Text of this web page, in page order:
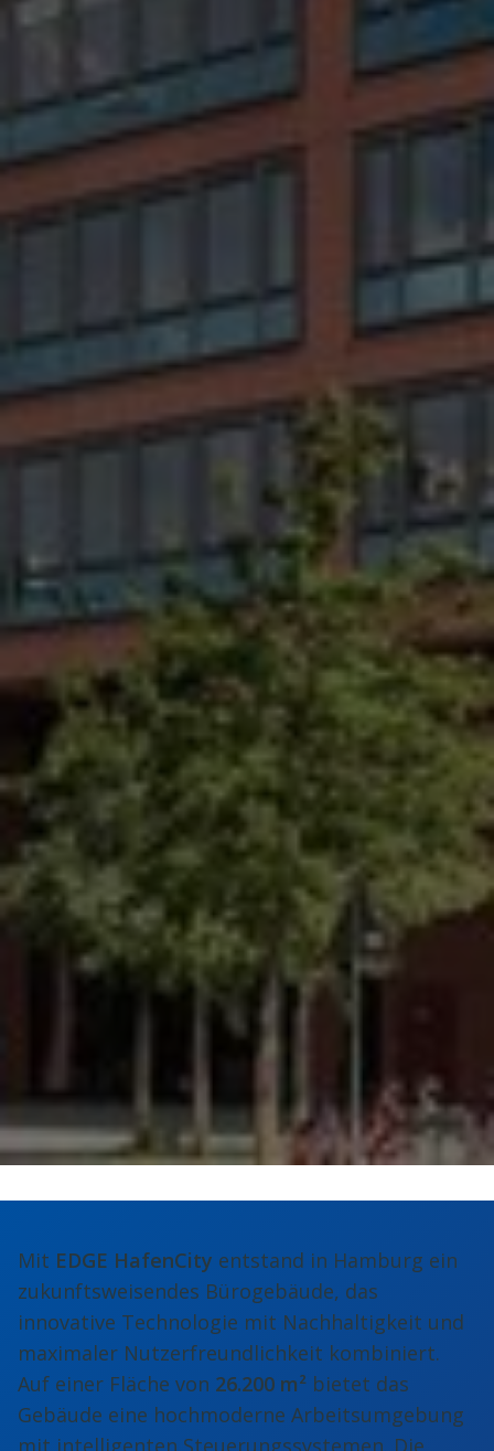
Mit EDGE HafenCity entstand in Hamburg ein
zukunftsweisendes Bürogebäude, das
innovative Technologie mit Nachhaltigkeit und
maximaler Nutzerfreundlichkeit kombiniert.
Auf einer Fläche von 26.200 m² bietet das
Gebäude eine hochmoderne Arbeitsumgebung
mit intelligenten Steuerungssystemen. Die